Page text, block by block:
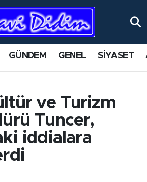
GÜNDEM GENEL SİYASET
ve Turizm
Tuncer,
iddialara
Durumu ve Fikstür